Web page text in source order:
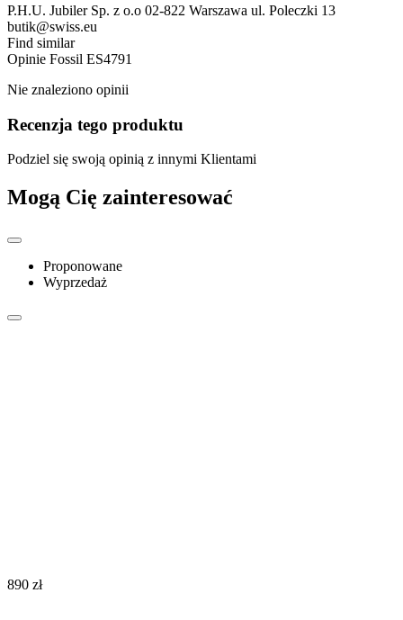
P.H.U. Jubiler Sp. z o.o 02-822 Warszawa ul. Poleczki 13
butik@swiss.eu
Find similar
Opinie Fossil ES4791
Nie znaleziono opinii
Recenzja tego produktu
Podziel się swoją opinią z innymi Klientami
Mogą Cię zainteresować
Proponowane
Wyprzedaż
‍890‍ zł